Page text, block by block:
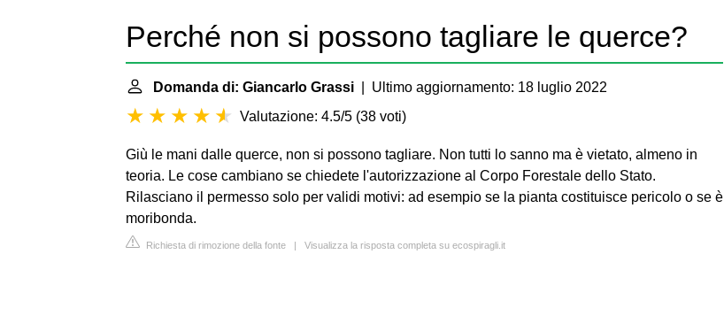
Perché non si possono tagliare le querce?
Domanda di: Giancarlo Grassi | Ultimo aggiornamento: 18 luglio 2022
Valutazione: 4.5/5 (38 voti)
Giù le mani dalle querce, non si possono tagliare. Non tutti lo sanno ma è vietato, almeno in
teoria. Le cose cambiano se chiedete l'autorizzazione al Corpo Forestale dello Stato.
Rilasciano il permesso solo per validi motivi: ad esempio se la pianta costituisce pericolo o se è
moribonda.
Richiesta di rimozione della fonte | Visualizza la risposta completa su ecospiragli.it